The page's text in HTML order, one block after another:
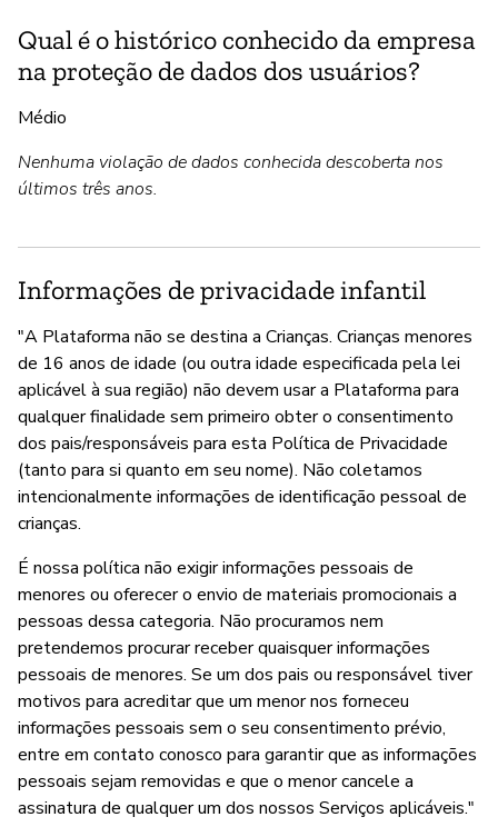
Qual é o histórico conhecido da empresa
na proteção de dados dos usuários?
Médio
Nenhuma violação de dados conhecida descoberta nos
últimos três anos.
Informações de privacidade infantil
"A Plataforma não se destina a Crianças. Crianças menores
de 16 anos de idade (ou outra idade especificada pela lei
aplicável à sua região) não devem usar a Plataforma para
qualquer finalidade sem primeiro obter o consentimento
dos pais/responsáveis para esta Política de Privacidade
(tanto para si quanto em seu nome). Não coletamos
intencionalmente informações de identificação pessoal de
crianças.
É nossa política não exigir informações pessoais de
menores ou oferecer o envio de materiais promocionais a
pessoas dessa categoria. Não procuramos nem
pretendemos procurar receber quaisquer informações
pessoais de menores. Se um dos pais ou responsável tiver
motivos para acreditar que um menor nos forneceu
informações pessoais sem o seu consentimento prévio,
entre em contato conosco para garantir que as informações
pessoais sejam removidas e que o menor cancele a
assinatura de qualquer um dos nossos Serviços aplicáveis."